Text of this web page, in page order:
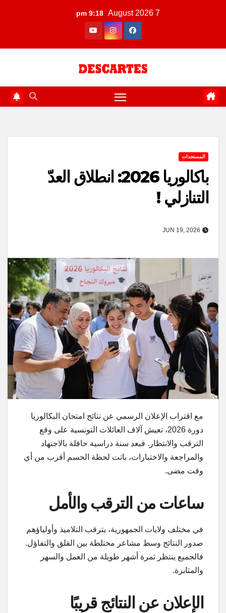
7 August 2026
9:18 pm
المستجدات
باكالوريا 2026: انطلاق العدّ
التنازلي !
JUN 19, 2026
مع اقتراب الإعلان الرسمي عن نتائج امتحان البكالوريا
دورة 2026، تعيش آلاف العائلات التونسية على وقع
الترقب والانتظار. فبعد سنة دراسية حافلة بالاجتهاد
والمراجعة والاختبارات، باتت لحظة الحسم أقرب من أي
وقت مضى.
ساعات من الترقب والأمل
في مختلف ولايات الجمهورية، يترقب التلاميذ وأولياؤهم
صدور النتائج وسط مشاعر مختلطة بين القلق والتفاؤل.
فالجميع ينتظر ثمرة أشهر طويلة من العمل والسهر
والمثابرة.
الإعلان عن النتائج قريبًا